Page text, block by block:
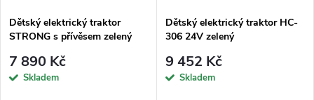
Dětský elektrický traktor
STRONG s přívěsem zelený
7 890 Kč
Skladem
Dětský elektrický traktor HC-
306 24V zelený
9 452 Kč
Skladem